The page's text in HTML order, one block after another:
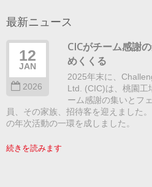
最新ニュース
12
JAN
2026
CICがチーム感謝
めくくる
2025年末に、
Ltd. (CIC)は、桃園工
ーム感謝の集いとフ
員、その家族、招待客を迎えました
の年次活動の一環を成しました。
続きを読みます